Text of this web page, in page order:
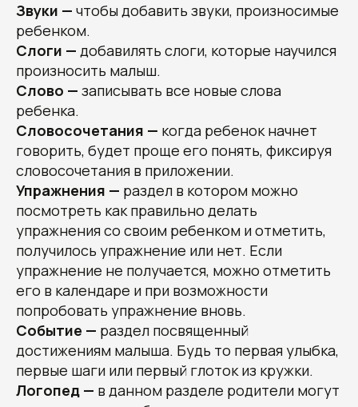
Звуки — чтобы добавить звуки, произносимые
ребенком.
Слоги — добавилять слоги, которые научился
произносить малыш.
Слово — записывать все новые слова
ребенка.
Словосочетания — когда ребенок начнет
говорить, будет проще его понять, фиксируя
словосочетания в приложении.
Упражнения — раздел в котором можно
посмотреть как правильно делать
упражнения со своим ребенком и отметить,
получилось упражнение или нет. Если
упражнение не получается, можно отметить
его в календаре и при возможности
попробовать упражнение вновь.
Событие — раздел посвященный
достижениям малыша. Будь то первая улыбка,
первые шаги или первый глоток из кружки.
Логопед — в данном разделе родители могут